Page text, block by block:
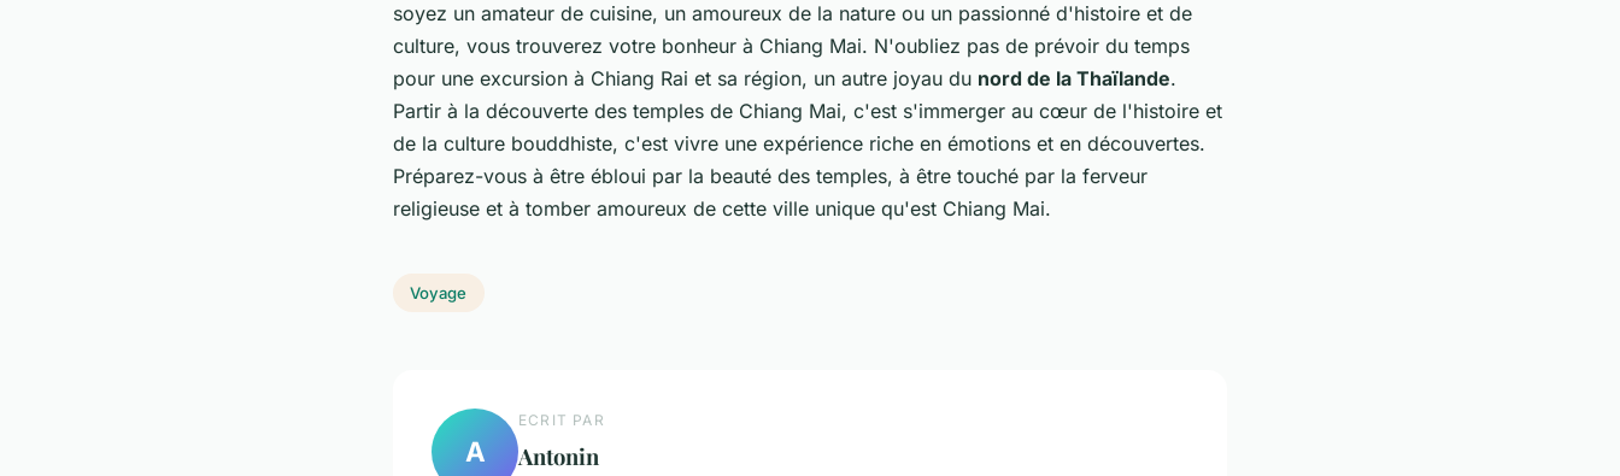
soyez un amateur de cuisine, un amoureux de la nature ou un passionné d'histoire et de
culture, vous trouverez votre bonheur à Chiang Mai. N'oubliez pas de prévoir du temps
pour une excursion à Chiang Rai et sa région, un autre joyau du nord de la Thaïlande.
Partir à la découverte des temples de Chiang Mai, c'est s'immerger au cœur de l'histoire et
de la culture bouddhiste, c'est vivre une expérience riche en émotions et en découvertes.
Préparez-vous à être ébloui par la beauté des temples, à être touché par la ferveur
religieuse et à tomber amoureux de cette ville unique qu'est Chiang Mai.
Voyage
A
ECRIT PAR
Antonin